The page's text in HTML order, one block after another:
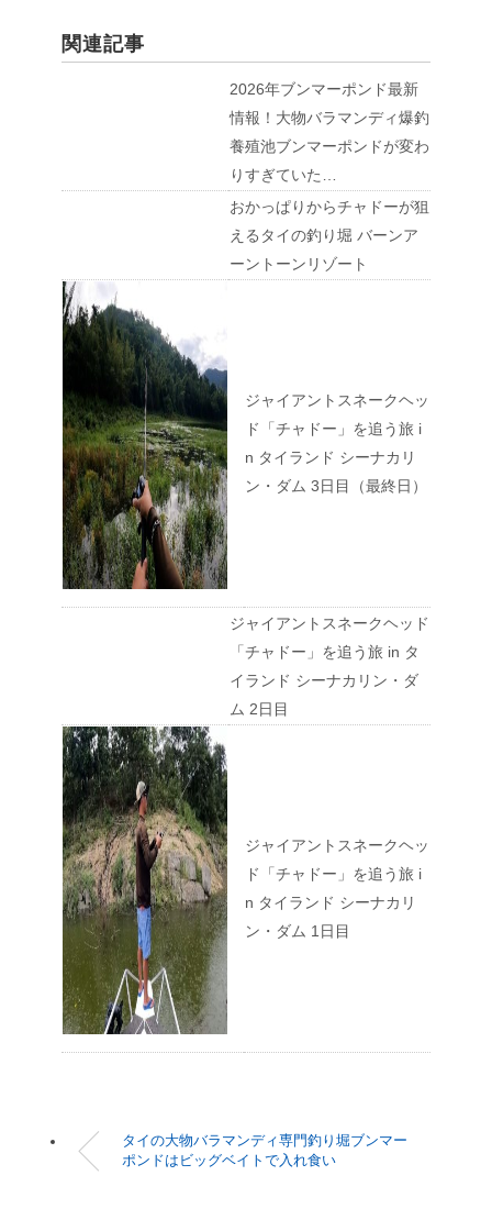
関連記事
2026年ブンマーポンド最新
情報！大物バラマンディ爆釣
養殖池ブンマーポンドが変わ
りすぎていた…
おかっぱりからチャドーが狙
えるタイの釣り堀 バーンア
ーントーンリゾート
ジャイアントスネークヘッ
ド「チャドー」を追う旅 i
n タイランド シーナカリ
ン・ダム 3日目（最終日）
ジャイアントスネークヘッド
「チャドー」を追う旅 in タ
イランド シーナカリン・ダ
ム 2日目
ジャイアントスネークヘッ
ド「チャドー」を追う旅 i
n タイランド シーナカリ
ン・ダム 1日目
タイの大物バラマンディ専門釣り堀ブンマー
ポンドはビッグベイトで入れ食い